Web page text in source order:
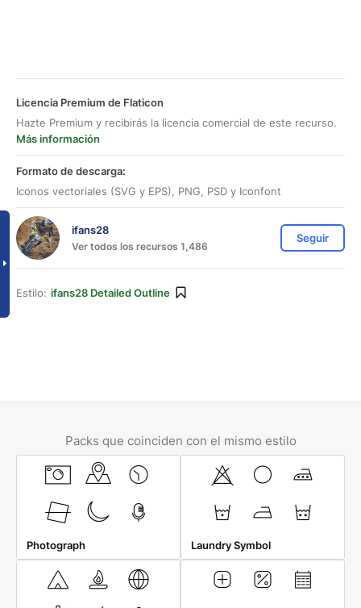
Licencia Premium de Flaticon
Hazte Premium y recibirás la licencia comercial de este recurso.
Más información
Formato de descarga:
Iconos vectoriales (SVG y EPS), PNG, PSD y Iconfont
ifans28
Ver todos los recursos 1,486
Seguir
Estilo: ifans28 Detailed Outline
Packs que coinciden con el mismo estilo
Photograph Laundry Symbol